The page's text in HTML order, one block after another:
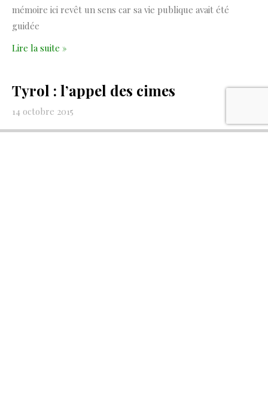
mémoire ici revêt un sens car sa vie publique avait été
guidée
Lire la suite »
Tyrol : l’appel des cimes
14 octobre 2015
Des paysages d’une beauté à couper le souffle, de fortes